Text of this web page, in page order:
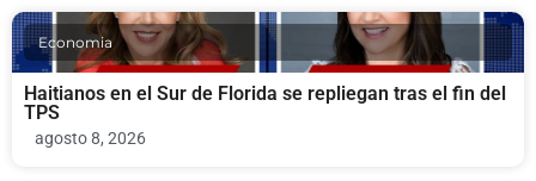
Economia
Haitianos en el Sur de Florida se repliegan tras el fin del
TPS
agosto 8, 2026